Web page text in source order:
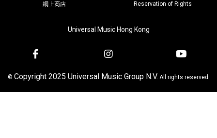
網上商店 Reservation of Rights
Universal Music Hong Kong
© Copyright 2025 Universal Music Group N.V. All rights reserved.